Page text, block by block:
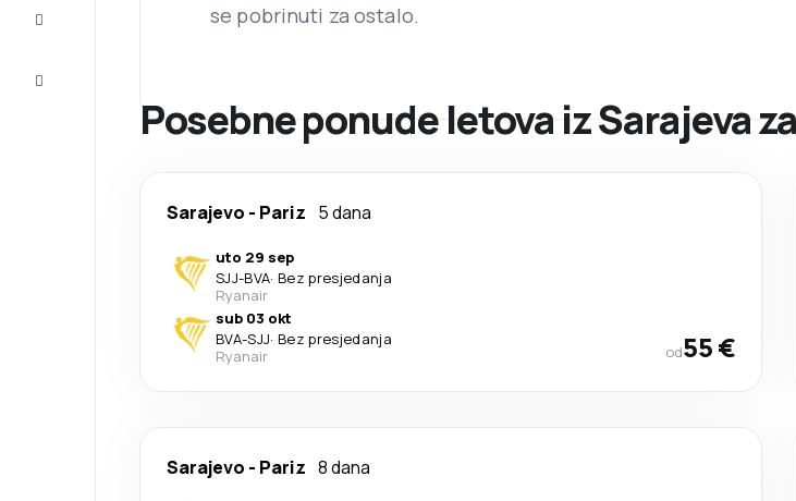
se pobrinuti za ostalo.
Posebne ponude letova iz Sarajeva
Sarajevo - Pariz 5 dana
uto 29 sep
SJJ-BVA· Bez presjedanja
Ryanair
sub 03 okt
BVA-SJJ· Bez presjedanja
Ryanair
od55 €
Sarajevo - Pariz 8 dana